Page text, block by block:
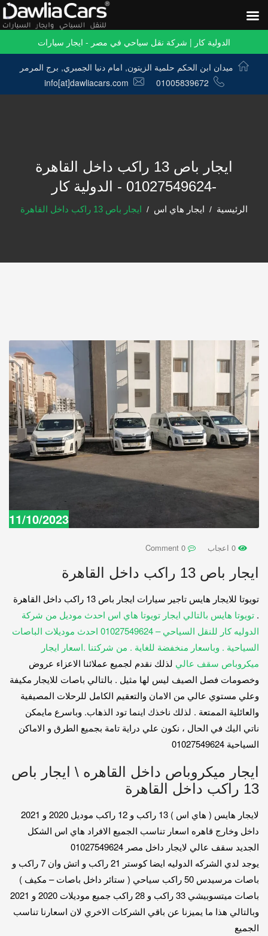
الدولية كار | شركة نقل سياحي في مصر - ايجار سيارات
ميدان ابن الحكم حلمية الزيتون, امام دنيا الجمبري, برج المرمر
01005839672
info[at]dawliacars.com
ايجار باص 13 راكب داخل القاهرة
-01027549624 - الدولية كار
الرئيسية ايجار هاي اس ايجار باص 13 راكب داخل القاهرة
11/10/2023
ايجار باص 13 راكب داخل القاهرة
تويوتا للايجار هايس تاجير سيارات ايجار باص 13 راكب داخل القاهرة
. تويوتا هايس بالتالي ايجار تويوتا هاي اس احدث موديل من شركة
الدوليه كار للنقل السياحي – 01027549624 احدث موديلات الباصات
السياحية . وباسعار منخفضة للغاية . من شركتنا .اسعار ايجار
ميكروباص سقف عالي لذلك نقدم لجميع عملائنا الاعزاء عروض
وخصومات فصل الصيف ليس لها مثيل . بالتالي باصات للايجار مكيفة
وعلي مستوي عالي من الامان والتعقيم الكامل للرحلات المصيفية
والعائلية الممتعة . لذلك ناخذك اينما تود الذهاب. وباسرع مايمكن
ناتي اليك في الحال ، نكون علي دراية تامة بجميع الطرق و الاماكن
السياحية 01027549624
ايجار ميكروباص داخل القاهره \ ايجار باص
13 راكب داخل القاهرة
لايجار هايس ( هاي اس ) 13 راكب و 12 راكب موديل 2020 و 2021
داخل وخارج قاهره اسعار تناسب الجميع الافراد هاي اس الشكل
الجديد سقف عالي لايجار داخل مصر 01027549624
يوجد لدي الشركه الدوليه ايضا كوستر 21 راكب و اتش وان 7 راكب و
باصات مرسيدس 50 راكب سياحي ( ستائر داخل باصات – مكيف )
باصات ميتسوبيشي 33 راكب و 28 راكب جميع موديلات 2020 و 2021
وبالتالي هذا ما يميزنا عن باقي الشركات الاخري لان اسعارنا تناسب
الجميع